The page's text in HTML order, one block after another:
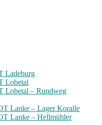
Ladeburg
Lobetal
Lobetal – Rundweg
Lanke – Lager Koralle
Lanke – Hellmühler